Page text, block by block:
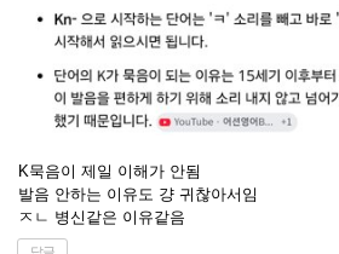
K묵음이 제일 이해가 안됨
발음 안하는 이유도 걍 귀찮아서임
ㅈㄴ 병신같은 이유같음